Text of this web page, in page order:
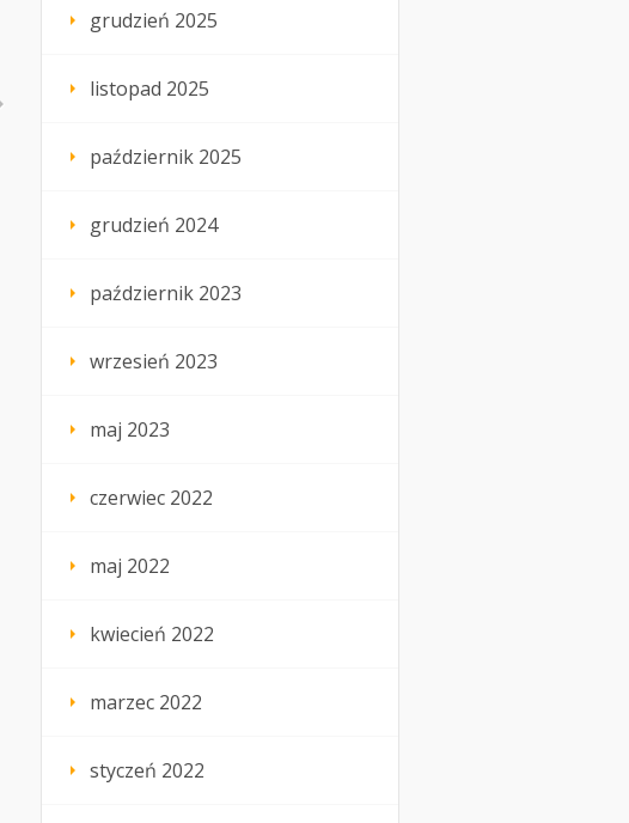
grudzień 2025
listopad 2025
październik 2025
grudzień 2024
październik 2023
wrzesień 2023
maj 2023
czerwiec 2022
maj 2022
kwiecień 2022
marzec 2022
styczeń 2022